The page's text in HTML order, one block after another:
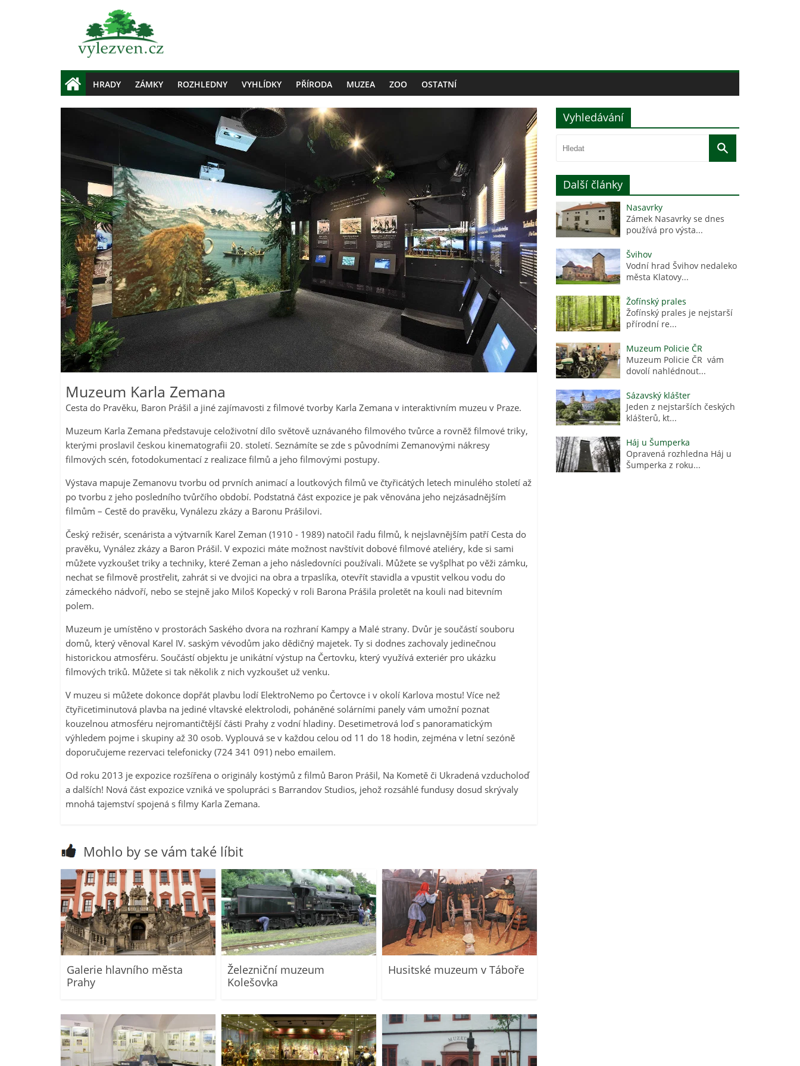
HRADY ZÁMKY ROZHLEDNY VYHLÍDKY PŘÍRODA MUZEA ZOO OSTATNÍ
Muzeum Karla Zemana
Cesta do Pravěku, Baron Prášil a jiné zajímavosti z filmové tvorby Karla Zemana v interaktivním muzeu v Praze.
Muzeum Karla Zemana představuje celoživotní dílo světově uznávaného filmového tvůrce a rovněž filmové triky,
kterými proslavil českou kinematografii 20. století. Seznámíte se zde s původními Zemanovými nákresy
filmových scén, fotodokumentací z realizace filmů a jeho filmovými postupy.
Výstava mapuje Zemanovu tvorbu od prvních animací a loutkových filmů ve čtyřicátých letech minulého století až
po tvorbu z jeho posledního tvůrčího období. Podstatná část expozice je pak věnována jeho nejzásadnějším
filmům – Cestě do pravěku, Vynálezu zkázy a Baronu Prášilovi.
Český režisér, scenárista a výtvarník Karel Zeman (1910 - 1989) natočil řadu filmů, k nejslavnějším patří Cesta do
pravěku, Vynález zkázy a Baron Prášil. V expozici máte možnost navštívit dobové filmové ateliéry, kde si sami
můžete vyzkoušet triky a techniky, které Zeman a jeho následovníci používali. Můžete se vyšplhat po věži zámku,
nechat se filmově prostřelit, zahrát si ve dvojici na obra a trpaslíka, otevřít stavidla a vpustit velkou vodu do
zámeckého nádvoří, nebo se stejně jako Miloš Kopecký v roli Barona Prášila proletět na kouli nad bitevním
polem.
Muzeum je umístěno v prostorách Saského dvora na rozhraní Kampy a Malé strany. Dvůr je součástí souboru
domů, který věnoval Karel IV. saským vévodům jako dědičný majetek. Ty si dodnes zachovaly jedinečnou
historickou atmosféru. Součástí objektu je unikátní výstup na Čertovku, který využívá exteriér pro ukázku
filmových triků. Můžete si tak několik z nich vyzkoušet už venku.
V muzeu si můžete dokonce dopřát plavbu lodí ElektroNemo po Čertovce i v okolí Karlova mostu! Více než
čtyřicetiminutová plavba na jediné vltavské elektrolodi, poháněné solárními panely vám umožní poznat
kouzelnou atmosféru nejromantičtější části Prahy z vodní hladiny. Desetimetrová loď s panoramatickým
výhledem pojme i skupiny až 30 osob. Vyplouvá se v každou celou od 11 do 18 hodin, zejména v letní sezóně
doporučujeme rezervaci telefonicky (724 341 091) nebo emailem.
Od roku 2013 je expozice rozšířena o originály kostýmů z filmů Baron Prášil, Na Kometě či Ukradená vzducholoď
a dalších! Nová část expozice vzniká ve spolupráci s Barrandov Studios, jehož rozsáhlé fundusy dosud skrývaly
mnohá tajemství spojená s filmy Karla Zemana.
Mohlo by se vám také líbit
Galerie hlavního města
Prahy
Železniční muzeum
Kolešovka
Husitské muzeum v Táboře
Vyhledávání
Další články
Nasavrky
Zámek Nasavrky se dnes
používá pro výsta...
Švihov
Vodní hrad Švihov nedaleko
města Klatovy...
Žofínský prales
Žofínský prales je nejstarší
přírodní re...
Muzeum Policie ČR
Muzeum Policie ČR vám
dovolí nahlédnout...
Sázavský klášter
Jeden z nejstarších českých
klášterů, kt...
Háj u Šumperka
Opravená rozhledna Háj u
Šumperka z roku...